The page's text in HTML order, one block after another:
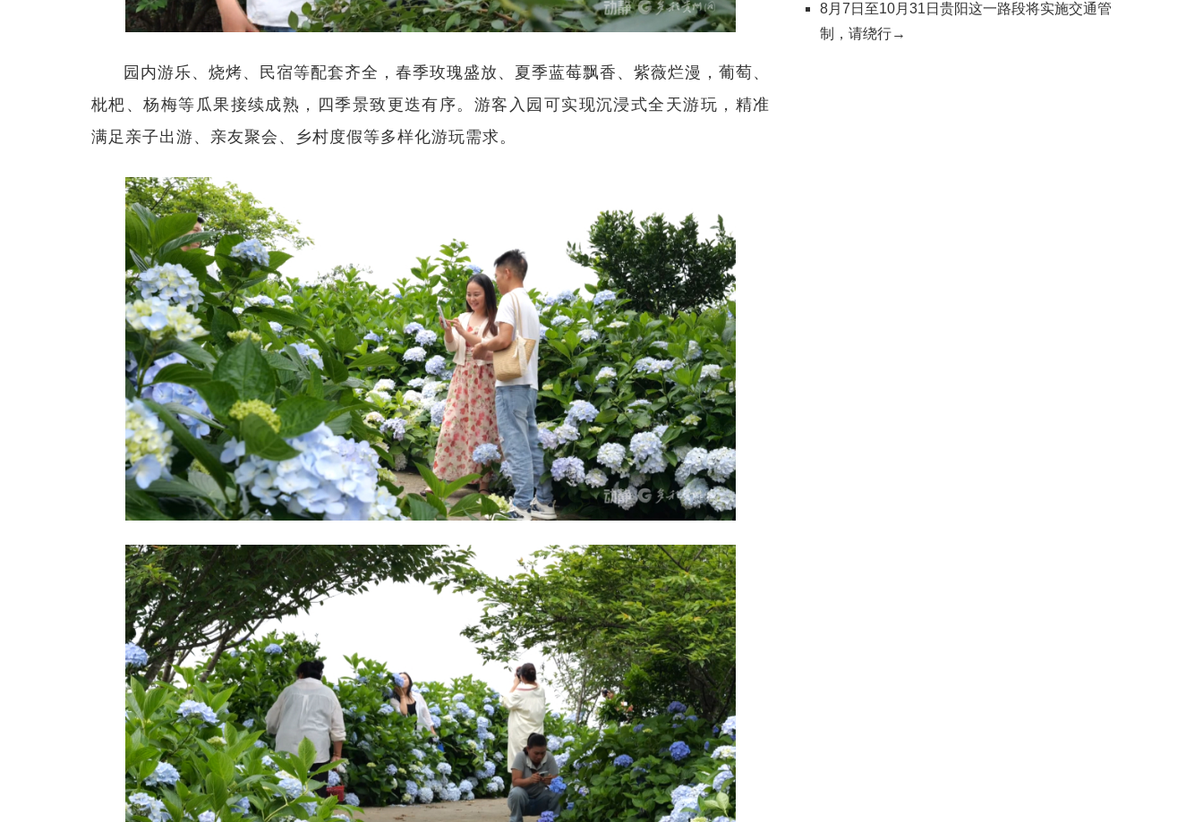
园内游乐、烧烤、民宿等配套齐全，春季玫瑰盛放、夏季蓝莓飘香、紫薇烂漫，葡萄、
枇杷、杨梅等瓜果接续成熟，四季景致更迭有序。游客入园可实现沉浸式全天游玩，精准
满足亲子出游、亲友聚会、乡村度假等多样化游玩需求。
8月7日至10月31日贵阳这一路段将实施交通管
制，请绕行→